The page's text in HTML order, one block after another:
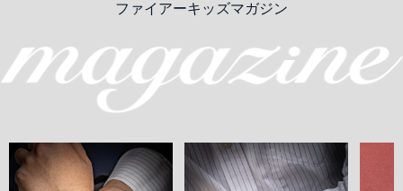
ファイアーキッズマガジン